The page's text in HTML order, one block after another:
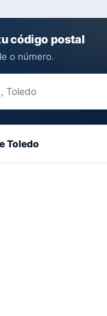
código postal
o número.
Toledo